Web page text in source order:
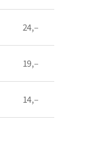
24,–
19,–
14,–